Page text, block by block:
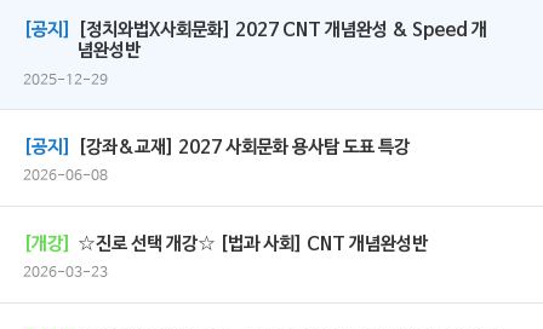
[공지]
[정치와법X사회문화] 2027 CNT 개념완성 & Speed 개
념완성반
2025-12-29
[공지] [강좌&교재] 2027 사회문화 용사탐 도표 특강
2026-06-08
[개강] ☆진로 선택 개강☆ [법과 사회] CNT 개념완성반
2026-03-23